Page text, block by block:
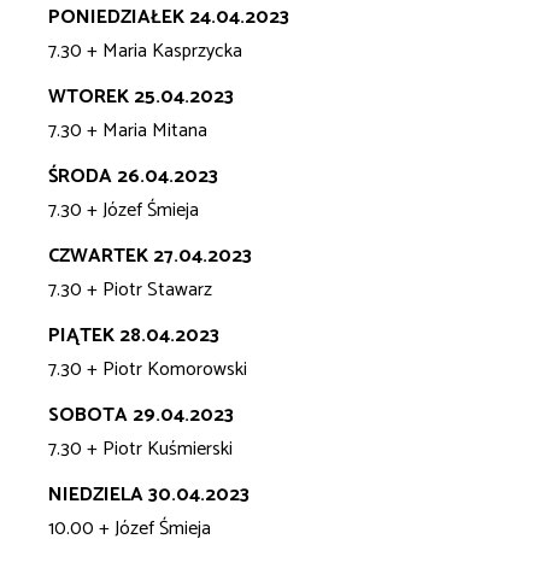
PONIEDZIAŁEK 24.04.2023
7.30 + Maria Kasprzycka
WTOREK 25.04.2023
7.30 + Maria Mitana
ŚRODA 26.04.2023
7.30 + Józef Śmieja
CZWARTEK 27.04.2023
7.30 + Piotr Stawarz
PIĄTEK 28.04.2023
7.30 + Piotr Komorowski
SOBOTA 29.04.2023
7.30 + Piotr Kuśmierski
NIEDZIELA 30.04.2023
10.00 + Józef Śmieja